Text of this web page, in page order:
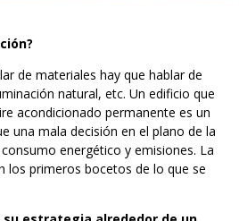
de materiales hay que hablar de
natural, etc. Un edificio que
acondicionado permanente es un
una mala decisión en el plano de la
energético y emisiones. La
los primeros bocetos de lo que se